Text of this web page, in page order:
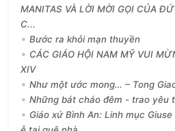
MANITAS VÀ LỜI MỜI GỌI CỦA
C...
Bước ra khỏi mạn thuyền
CÁC GIÁO HỘI NAM MỸ VUI
XIV
Như một ước mong… – Tong
Những bát cháo đêm - trao yêu
Giáo xứ Bình An: Linh mục